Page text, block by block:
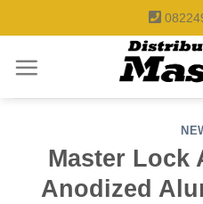
to
content
Master Lock
Anodized